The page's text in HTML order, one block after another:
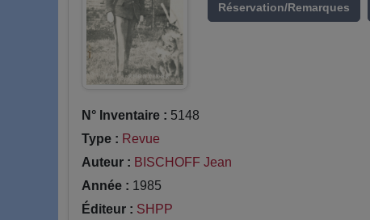
Réservation/Remarques
N° Inventaire : 5148
Type : Revue
Auteur : BISCHOFF Jean
Année : 1985
Éditeur : SHPP